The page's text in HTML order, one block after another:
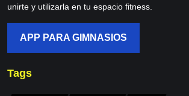
unirte y utilizarla en tu espacio fitness.
APP PARA GIMNASIOS
Tags